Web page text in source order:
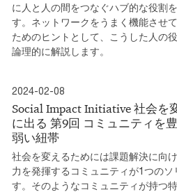
に人と人の間をつなぐハブ的な役割
す。ネットワークをうまく機能させ
ためのヒントとして、こうした人の
論理的に解説します。
2024-02-08
Social Impact Initiative 社会を
に出る 第9回 コミュニティを
弱い紐帯
社会を変えるためには課題解決に向
力を発揮するコミュニティが1つのソ
す。そのようなコミュニティが持つ